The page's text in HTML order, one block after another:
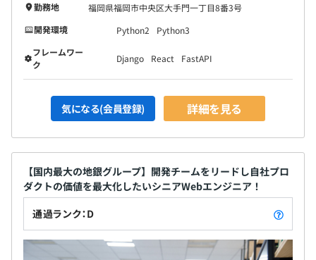
勤務地
福岡県福岡市中央区大手門一丁目8番3号
開発環境
Python2
Python3
フレームワー
ク
Django React FastAPI
気になる(会員登録) 詳細を見る
【国内最大の地銀グループ】開発チームをリードし自社プロ
ダクトの価値を最大化したいシニアWebエンジニア！
通過ランク：D